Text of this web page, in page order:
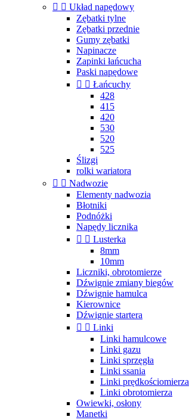
  Układ napędowy
Zębatki tylne
Zębatki przednie
Gumy zębatki
Napinacze
Zapinki łańcucha
Paski napędowe
  Łańcuchy
428
415
420
530
520
525
Ślizgi
rolki wariatora
  Nadwozie
Elementy nadwozia
Błotniki
Podnóżki
Napędy licznika
  Lusterka
8mm
10mm
Liczniki, obrotomierze
Dźwignie zmiany biegów
Dźwignie hamulca
Kierownice
Dźwignie startera
  Linki
Linki hamulcowe
Linki gazu
Linki sprzęgła
Linki ssania
Linki prędkościomierza
Linki obrotomierza
Owiewki, osłony
Manetki